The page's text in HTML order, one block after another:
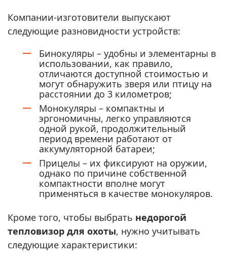
Компании-изготовители выпускают
следующие разновидности устройств:
Бинокуляры – удобны и элементарны в
использовании, как правило,
отличаются доступной стоимостью и
могут обнаружить зверя или птицу на
расстоянии до 3 километров;
Монокуляры – компактны и
эргономичны, легко управляются
одной рукой, продолжительный
период времени работают от
аккумуляторной батареи;
Прицелы – их фиксируют на оружии,
однако по причине собственной
компактности вполне могут
применяться в качестве монокуляров.
Кроме того, чтобы выбрать недорогой
тепловизор для охоты, нужно учитывать
следующие характеристики: